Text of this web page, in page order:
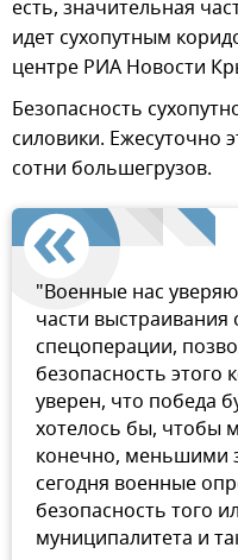
есть, значительная
идет сухопутным
центре РИА Новости
Безопасность
силовики. Ежесуточно
сотни большегрузов.
"Военные нас
части выстраивания
спецоперации,
безопасность
уверен, что победа
хотелось бы, чтобы
конечно, меньшими
сегодня военные
безопасность того
муниципалитета и